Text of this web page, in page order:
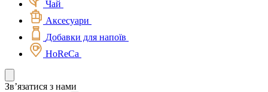
Чай
Аксесуари
Добавки для напоїв
HoReCa
Зв’язатися з нами